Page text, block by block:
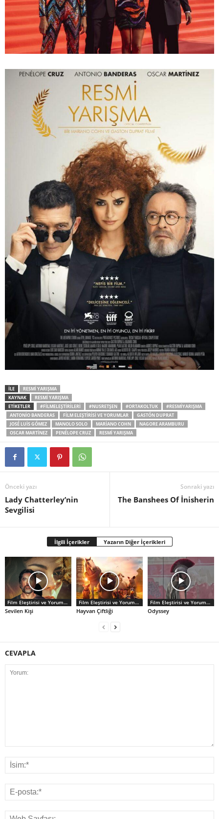
İLE
RESMI YARIŞMA
KAYNAK
RESMI YARIŞMA
ETİKETLER
#FILMELEŞTIRILERI #NUSRETŞEN #ORTAKOLTUK
#RESMIYARIŞMA
ANTONIO BANDERAS
FILM ELEŞTIRISI VE YORUMLAR
GASTÓN DUPRAT
JOSÉ LUIS GÓMEZ
MANOLO SOLO MARIANO COHN
NAGORE ARAMBURU
OSCAR MARTINEZ
PENÉLOPE CRUZ RESMI YARIŞMA
Önceki yazı
Lady Chatterley’nin
Sevgilisi
Sonraki yazı
The Banshees Of İnisherin
İlgili İçerikler Yazarın Diğer İçerikleri
Film Eleştirisi ve Yorumlar
Sevilen Kişi
Film Eleştirisi ve Yorumlar
Hayvan Çiftliği
Film Eleştirisi ve Yorumlar
Odyssey
CEVAPLA